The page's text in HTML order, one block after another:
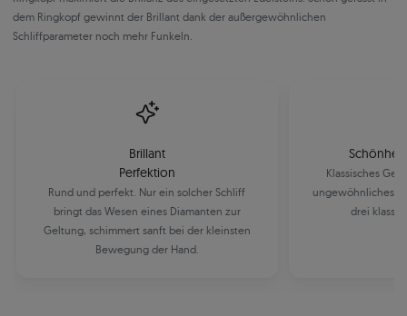
dem Ringkopf gewinnt der Brillant dank der außergewöhnlichen
Schliffparameter noch mehr Funkeln.
Brillant
Perfektion
Rund und perfekt. Nur ein solcher Schliff
bringt das Wesen eines Diamanten zur
Geltung, schimmert sanft bei der kleinsten
Bewegung der Hand.
Klassisches
ungewöhnliches
drei